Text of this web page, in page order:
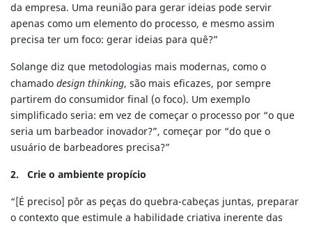
da empresa. Uma reunião para gerar ideias pode servir
apenas como um elemento do processo, e mesmo assim
precisa ter um foco: gerar ideias para quê?”
Solange diz que metodologias mais modernas, como o
chamado design thinking, são mais eficazes, por sempre
partirem do consumidor final (o foco). Um exemplo
simplificado seria: em vez de começar o processo por “o que
seria um barbeador inovador?”, começar por “do que o
usuário de barbeadores precisa?”
2. Crie o ambiente propício
“[É preciso] pôr as peças do quebra-cabeças juntas, preparar
o contexto que estimule a habilidade criativa inerente das